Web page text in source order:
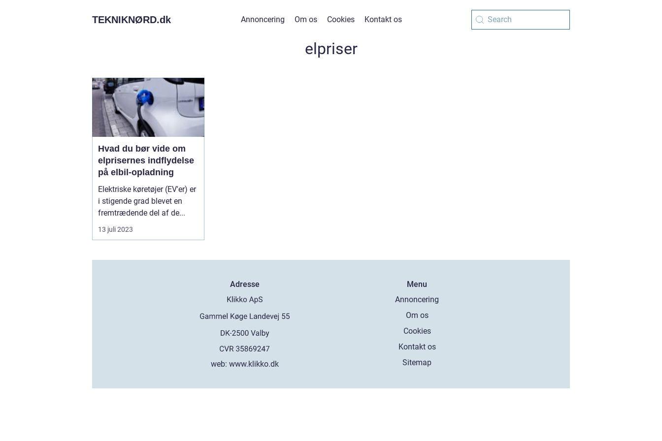
TEKNIKNØRD.dk Annoncering Om os Cookies Kontakt os
elpriser
Hvad du bør vide om
elprisernes indflydelse
på elbil-opladning
Elektriske køretøjer (EV'er) er
i stigende grad blevet en
fremtrædende del af de...
13 juli 2023
Adresse
web:www.klikko.dk
Menu
Annoncering
Om os
Cookies
Kontakt os
Sitemap